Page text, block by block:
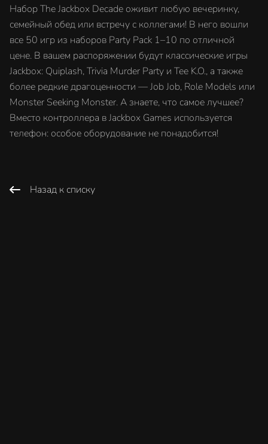
Набор The Jackbox Decade оживит любую вечеринку,
семейный обед или встречу с коллегами! В него вошли
все 50 игр из наборов Party Pack 1–10 по отличной
цене. В вашем распоряжении будут классические игры
Jackbox: Quiplash, Trivia Murder Party и Tee K.O., а также
более редкие драгоценности — Job Job, Role Models или
Monster Seeking Monster. А знаете, что самое лучшее?
Вместо контроллера в Jackbox Games используется
телефон: особое оборудование не понадобится!
Назад к списку